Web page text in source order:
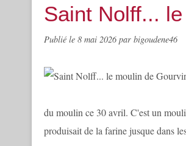
Saint Nolff...
Publié le 8 mai 2026 par bigoudene46
du moulin ce 30 avril. C'est un
produisait de la farine jusque dans